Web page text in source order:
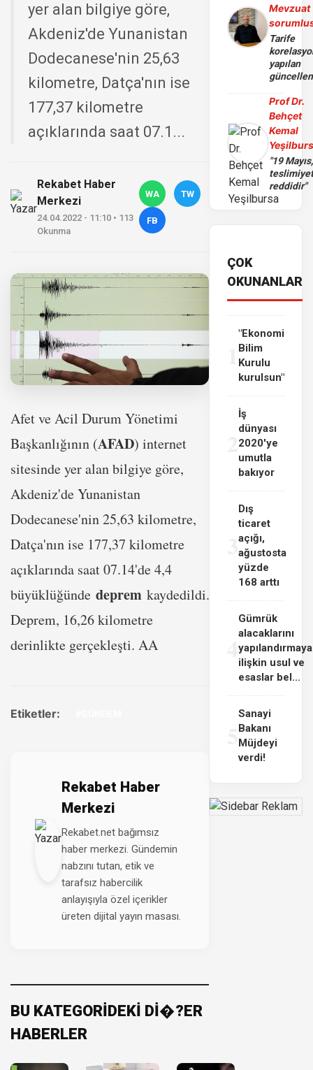
yer alan bilgiye göre,
Akdeniz'de Yunanistan
Dodecanese'nin 25,63
kilometre, Datça'nın ise
177,37 kilometre
açıklarında saat 07.1...
Rekabet Haber
Merkezi
24.04.2022 - 11:10 • 113
Okunma
WA TW
FB
Afet ve Acil Durum Yönetimi
Başkanlığının (AFAD) internet
sitesinde yer alan bilgiye göre,
Akdeniz'de Yunanistan
Dodecanese'nin 25,63 kilometre,
Datça'nın ise 177,37 kilometre
açıklarında saat 07.14'de 4,4
büyüklüğünde deprem kaydedildi.
Deprem, 16,26 kilometre
derinlikte gerçekleşti. AA
Etiketler:
Rekabet Haber
Merkezi
Rekabet.net bağımsız
haber merkezi. Gündemin
nabzını tutan, etik ve
tarafsız habercilik
anlayışıyla özel içerikler
üreten dijital yayın masası.
BU KATEGORİDEKİ Dİ�?ER
HABERLER
Mevzuat
Tarife
yapılan
Prof Dr.
Behçet
Kemal
"19 Mayıs,
reddidir"
ÇOK
OKUNANLAR
"Ekonomi
Bilim
Kurulu
kurulsun"
İş
dünyası
2020'ye
umutla
bakıyor
3
Dış
ticaret
açığı,
ağustosta
yüzde
168 arttı
4
Gümrük
alacaklarını
yapılandırmaya
ilişkin usul ve
esaslar bel...
Sanayi
Bakanı
Müjdeyi
verdi!